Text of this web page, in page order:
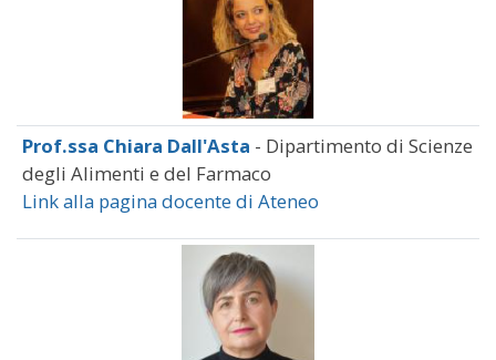
Prof.ssa Chiara Dall'Asta - Dipartimento di Scienze
degli Alimenti e del Farmaco
Link alla pagina docente di Ateneo